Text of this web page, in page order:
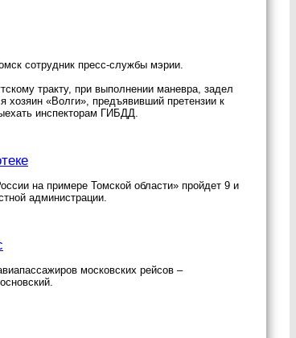
сотрудник пресс-службы мэрии.
тракту, при выполнении маневра, задел
хозяин «Волги», предъявивший претензии к
инспекторам ГИБДД.
на примере Томской области» пройдет 9 и
администрации.
московских рейсов –